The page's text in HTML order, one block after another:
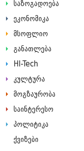
საზოგადოება
ეკონომიკა
მსოფლიო
განათლება
HI-Tech
კულტურა
მოგზაურობა
საინტერესო
პოლიტიკა
ქვიზები